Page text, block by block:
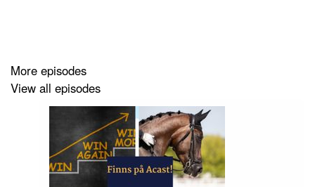
Lycka till, Maria
More episodes
View all episodes